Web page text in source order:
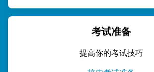
考试准备
提高你的考试技巧